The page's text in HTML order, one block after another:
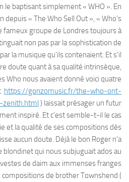
baptisant simplement « WHO ». En
« The Who Sell Out », « Who’s
fameux groupe de Londres toujours à
non pas par la sophistication de
la musique qu’ils contenaient. Et s’il
doute quant à sa qualité intrinsèque,
Who nous avaient donné voici quatre
https://gonzomusic.fr/the-who-ont-
) laissait présager un futur
inspiré. Et c’est semble-t-il le cas
et la qualité de ses compositions dés
aucun doute. Déjà le bon Roger n’a
blondinet qui nous subjuguait ados au
de daim aux immenses franges
compositions de brother Townshend (